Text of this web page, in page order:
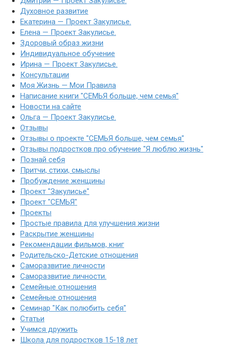
Духовное развитие
Екатерина — Проект Закулисье.
Елена — Проект Закулисье.
Здоровый образ жизни
Индивидуальное обучение
Ирина — Проект Закулисье.
Консультации
Моя Жизнь — Мои Правила
Написание книги "СЕМЬЯ больше, чем семья"
Новости на сайте
Ольга — Проект Закулисье.
Отзывы
Отзывы о проекте "СЕМЬЯ больше, чем семья"
Отзывы подростков про обучение "Я люблю жизнь"
Познай себя
Притчи, стихи, смыслы
Пробуждение женщины
Проект "Закулисье"
Проект "СЕМЬЯ"
Проекты
Простые правила для улучшения жизни
Раскрытие женщины
Рекомендации фильмов, книг
Родительско-Детские отношения
Саморазвитие личности
Саморазвитие личности.
Семейные отношения
Семейные отношения
Семинар "Как полюбить себя"
Статьи
Учимся дружить
Школа для подростков 15-18 лет